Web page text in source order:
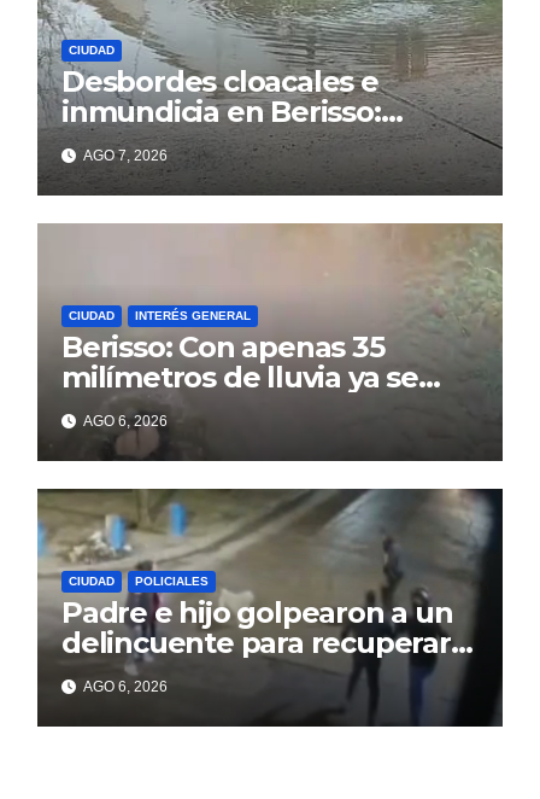
CIUDAD
Desbordes cloacales e
inmundicia en Berisso:
colapso de la red en la calle
14AGO 7, 2026
CIUDAD INTERÉS GENERAL
Berisso: Con apenas 35
milímetros de lluvia ya se
sienten los problemas
AGO 6, 2026
CIUDAD POLICIALES
Padre e hijo golpearon a un
delincuente para recuperar
un celular robado en Berisso
AGO 6, 2026